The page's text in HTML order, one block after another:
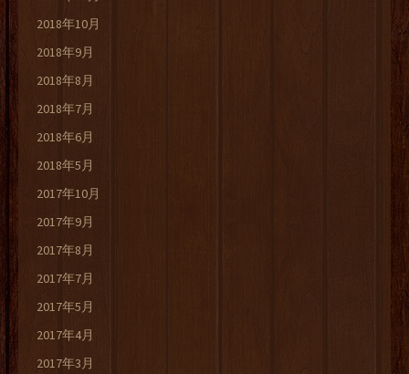
2018年10月
2018年9月
2018年8月
2018年7月
2018年6月
2018年5月
2017年10月
2017年9月
2017年8月
2017年7月
2017年5月
2017年4月
2017年3月